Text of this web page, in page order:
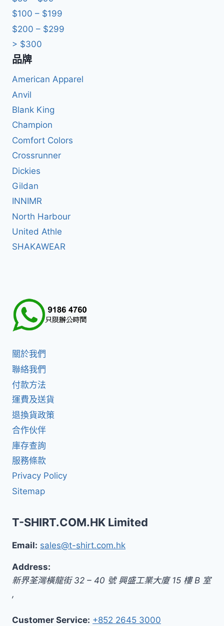
$100 – $199
$200 – $299
> $300
品牌
American Apparel
Anvil
Blank King
Champion
Comfort Colors
Crossrunner
Dickies
Gildan
INNIMR
North Harbour
United Athle
SHAKAWEAR
關於我們
聯絡我們
付款方法
運費及送貨
退換貨政策
合作伙伴
庫存查詢
服務條款
Privacy Policy
Sitemap
T-SHIRT.COM.HK Limited
Email: sales@t-shirt.com.hk
Address:
新界荃灣橫龍街 32 – 40 號 興盛工業大廈 15 樓 B 室
,
Customer Service: +852 2645 3000